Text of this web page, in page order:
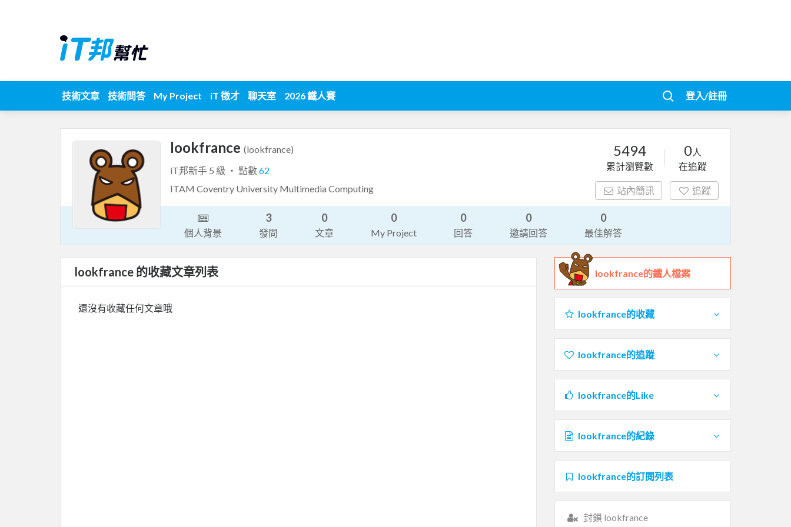
技術文章 技術問答 My Project iT 徵才 聊天室 2026 鐵人賽 登入/註冊
lookfrance (lookfrance)
iT邦新手 5 級 ‧ 點數62
ITAM Coventry University Multimedia Computing
5494
累計瀏覽數
0人
在追蹤
站內簡訊 追蹤
個人背景
3
發問
0
文章
0
My Project
0
回答
0
邀請回答
0
最佳解答
lookfrance 的收藏文章列表
還沒有收藏任何文章哦
lookfrance的鐵人檔案
lookfrance的收藏
lookfrance的追蹤
lookfrance的Like
lookfrance的紀錄
lookfrance的訂閱列表
封鎖 lookfrance